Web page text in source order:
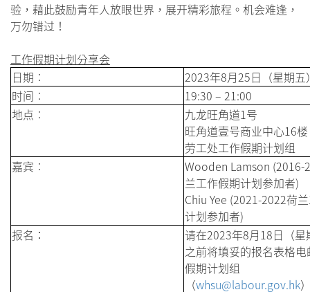
验，藉此鼓励青年人放眼世界，展开精彩旅程。机会难逢，
万勿错过！
工作假期计划分享会
日期︰
2023年8月25日（星期五
时间︰
19:30 – 21:00
地点︰
九龙旺角道1号
旺角道壹号商业中心16楼
劳工处工作假期计划组
嘉宾︰
Wooden Lamson (2016-
兰工作假期计划参加者)
Chiu Yee (2021-2022荷
计划参加者)
报名：
请在2023年8月18日（星
之前将填妥的报名表格
假期计划组
（whsu@labour.gov.hk